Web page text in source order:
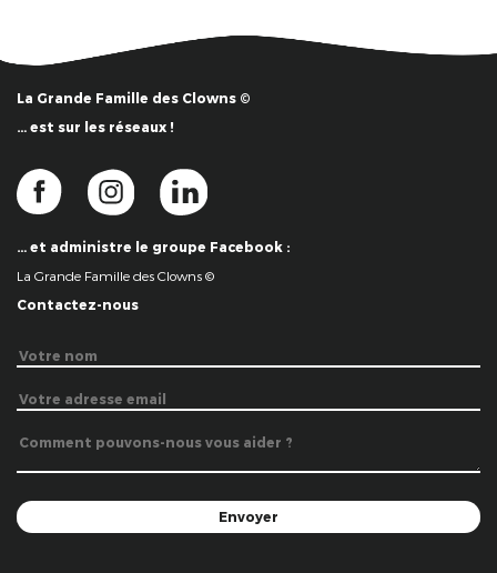
La Grande Famille des Clowns ©
… est sur les réseaux !
… et administre le groupe Facebook :
La Grande Famille des Clowns ©
Contactez-nous